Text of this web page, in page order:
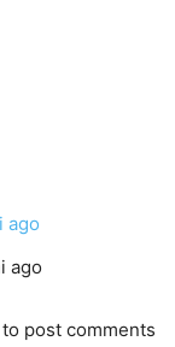
ago
ago
to post comments